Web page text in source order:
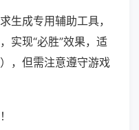
生成专用辅助工具，
实现“必胜”效果，适
，但需注意遵守游戏